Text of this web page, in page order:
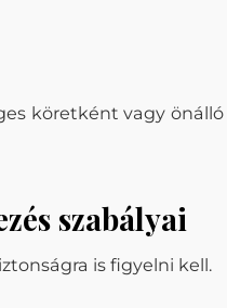
köretként vagy
szabályai
is figyelni kell.